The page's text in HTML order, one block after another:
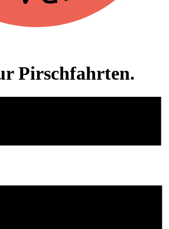
Pirschfahrten.